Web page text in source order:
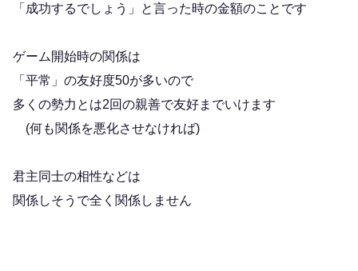
「成功するでしょう」と言った時の金額のことです
ゲーム開始時の関係は
「平常」の友好度50が多いので
多くの勢力とは2回の親善で友好までいけます
(何も関係を悪化させなければ)
君主同士の相性などは
関係しそうで全く関係しません